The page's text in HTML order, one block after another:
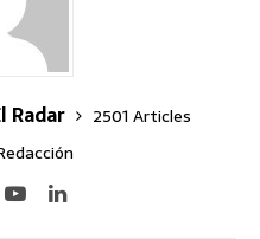
Radar
2501 Articles